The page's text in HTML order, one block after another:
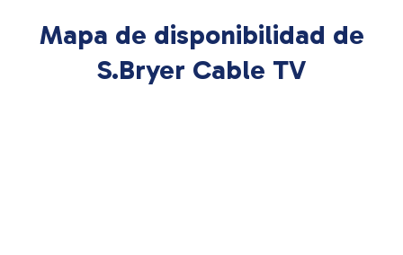
Mapa de disponibilidad de
S.Bryer Cable TV